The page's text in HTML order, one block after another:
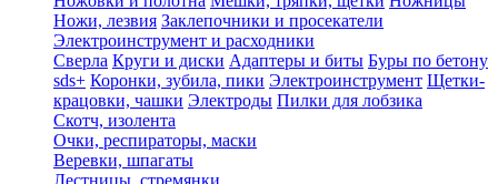
Ножи, лезвия Заклепочники и просекатели
Электроинструмент и расходники
Сверла Круги и диски Адаптеры и биты Буры по бетону
sds+ Коронки, зубила, пики Электроинструмент Щетки-
крацовки, чашки Электроды Пилки для лобзика
Скотч, изолента
Очки, респираторы, маски
Веревки, шпагаты
Лестницы, стремянки